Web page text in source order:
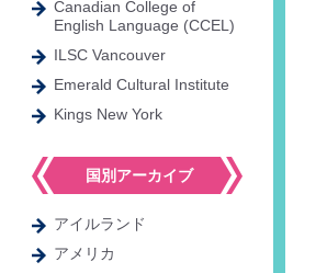
Canadian College of
English Language (CCEL)
ILSC Vancouver
Emerald Cultural Institute
Kings New York
国別アーカイブ
アイルランド
アメリカ